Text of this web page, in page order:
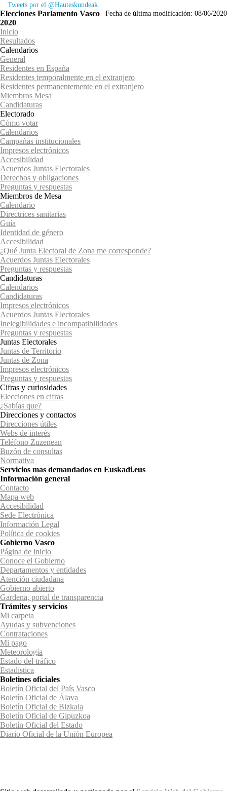
Tweets por el @Hauteskundeak.
Fecha de última modificación: 08/06/2020
Elecciones Parlamento Vasco
2020
Inicio
Resultados
Calendarios
General
Residentes en España
Residentes temporalmente en el extranjero
Residentes permanentemente en el extranjero
Miembros Mesa
Candidaturas
Electorado
Cómo votar
Calendarios
Campañas institucionales
Impresos electrónicos
Accesibilidad
Acuerdos Juntas Electorales
Derechos y obligaciones
Preguntas y respuestas
Miembros de Mesa
Calendario
Directrices sanitarias
Guía
Identidad de género
Accesibilidad
¿Qué Junta Electoral de Zona me corresponde?
Acuerdos Juntas Electorales
Preguntas y respuestas
Candidaturas
Calendarios
Candidaturas
Impresos electrónicos
Acuerdos Juntas Electorales
Inelegibilidades e incompatibilidades
Preguntas y respuestas
Juntas Electorales
Juntas de Territorio
Juntas de Zona
Impresos electrónicos
Preguntas y respuestas
Cifras y curiosidades
Elecciones en cifras
¿Sabías que?
Direcciones y contactos
Direcciones útiles
Webs de interés
Teléfono Zuzenean
Buzón de consultas
Normativa
Servicios mas demandados en Euskadi.eus
Información general
Contacto
Mapa web
Accesibilidad
Sede Electrónica
Información Legal
Política de cookies
Gobierno Vasco
Página de inicio
Conoce el Gobierno
Departamentos y entidades
Atención ciudadana
Gobierno abierto
Gardena, portal de transparencia
Trámites y servicios
Mi carpeta
Ayudas y subvenciones
Contrataciones
Mi pago
Meteorología
Estado del tráfico
Estadística
Boletines oficiales
Boletín Oficial del País Vasco
Boletín Oficial de Álava
Boletín Oficial de Bizkaia
Boletín Oficial de Gipuzkoa
Boletín Oficial del Estado
Diario Oficial de la Unión Europea